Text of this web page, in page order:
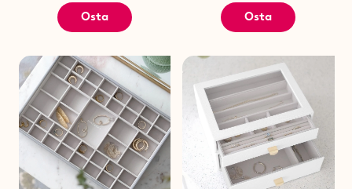
Osta Osta